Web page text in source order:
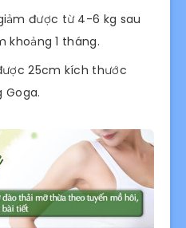
được từ 4-6 kg sau
khoảng 1 tháng.
25cm kích thước
Goga.